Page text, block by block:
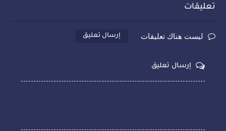
تعليقات
ليست هناك تعليقات إرسال تعليق
إرسال تعليق